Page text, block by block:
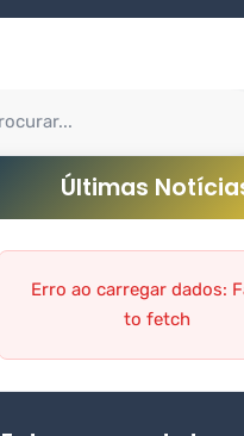
Últimas
Erro ao carregar dados:
to fetch